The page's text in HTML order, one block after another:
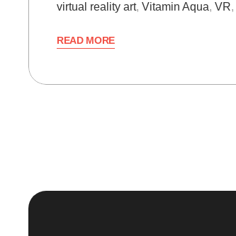
virtual reality art, Vitamin Aqua, VR,
READ MORE